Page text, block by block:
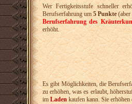
Wer Fertigkeitsstufe schneller
Berufserfahrung um5 Punkte(aber
Berufserfahrung des
erhöht.
Es gibt Möglichkeiten, die
zu erhöhen, was es erlaubt,
imLadenkaufen kann. Sie